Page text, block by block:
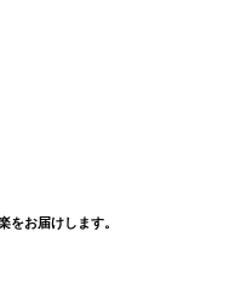
をお届けします。